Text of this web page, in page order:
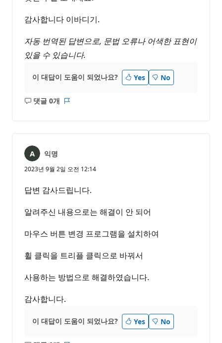
감사합니다 이바디기.
자동 번역된 답변으로, 문법 오류나 어색한 표현이
있을 수 있습니다.
이 대답이 도움이 되었나요? Yes No
댓글 0개
설
음
익명
2023년 9월 2일 오전 12:14
답변 감사드립니다.
알려주신 내용으로는 해결이 안 되어
마우스 버튼 변경 프로그램을 설치하여
휠 클릭을 트리플 클릭으로 바꿔서
사용하는 방법으로 해결하였습니다.
감사합니다.
이 대답이 도움이 되었나요? Yes No